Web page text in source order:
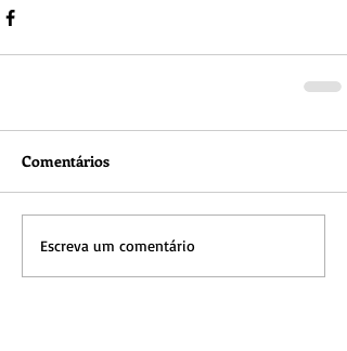
Comentários
Escreva um comentário